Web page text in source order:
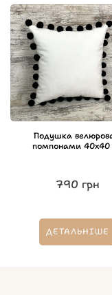
Подушка
помпонами 40х40
790 грн
ДЕТАЛЬНІШЕ